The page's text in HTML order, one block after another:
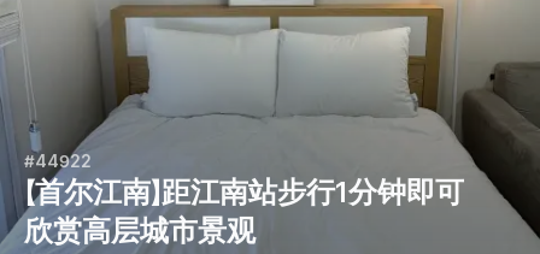
#44922
【首尔江南】距江南站步行1分钟即可
欣赏高层城市景观